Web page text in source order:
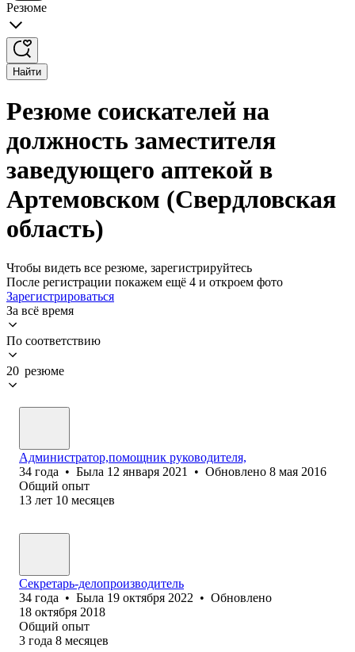
Резюме
Найти
Резюме соискателей на
должность заместителя
заведующего аптекой в
Артемовском (Свердловская
область)
Чтобы видеть все резюме, зарегистрируйтесь
После регистрации покажем ещё 4 и откроем фото
Зарегистрироваться
За всё время
По соответствию
20 резюме
Администратор,помощник руководителя,
34 года • Была 12 января 2021 • Обновлено 8 мая 2016
Общий опыт
13 лет 10 месяцев
Секретарь-делопроизводитель
34 года • Была 19 октября 2022 • Обновлено
18 октября 2018
Общий опыт
3 года 8 месяцев